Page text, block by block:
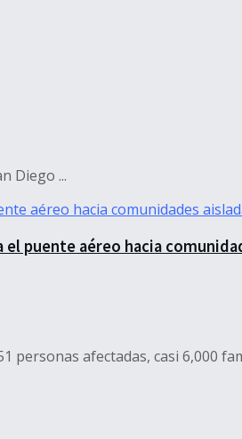
Diego ...
puente aéreo hacia
afectadas, casi 6,000